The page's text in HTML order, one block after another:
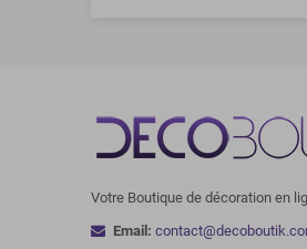
Votre Boutique de décoration en
Email: